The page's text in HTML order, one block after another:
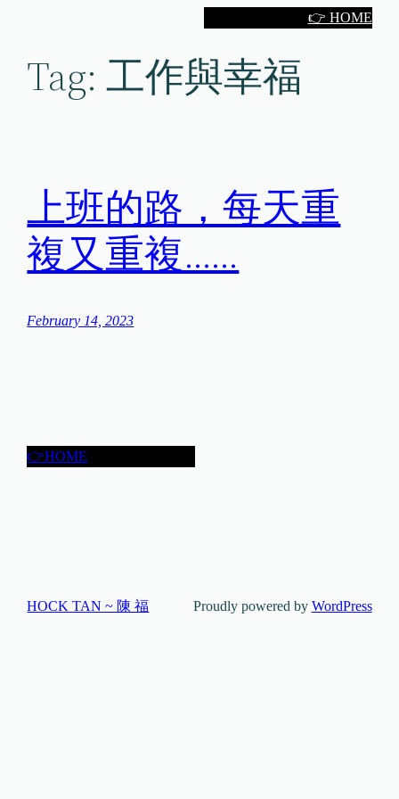
👉 HOME
Tag:工作與幸福
上班的路，每天重
複又重複……
February 14, 2023
👉HOME
HOCK TAN ~ 陳 福 Proudly powered by WordPress